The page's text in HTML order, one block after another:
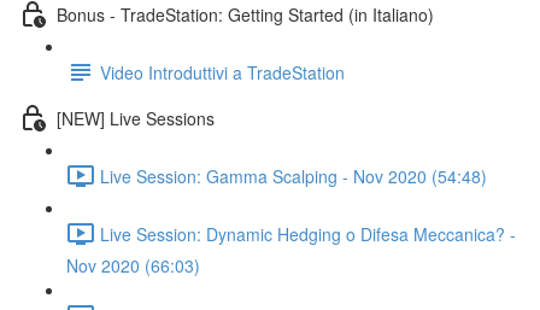
Bonus - TradeStation: Getting Started (in Italiano)
Video Introduttivi a TradeStation
[NEW] Live Sessions
Live Session: Gamma Scalping - Nov 2020 (54:48)
Live Session: Dynamic Hedging o Difesa Meccanica? -
Nov 2020 (66:03)